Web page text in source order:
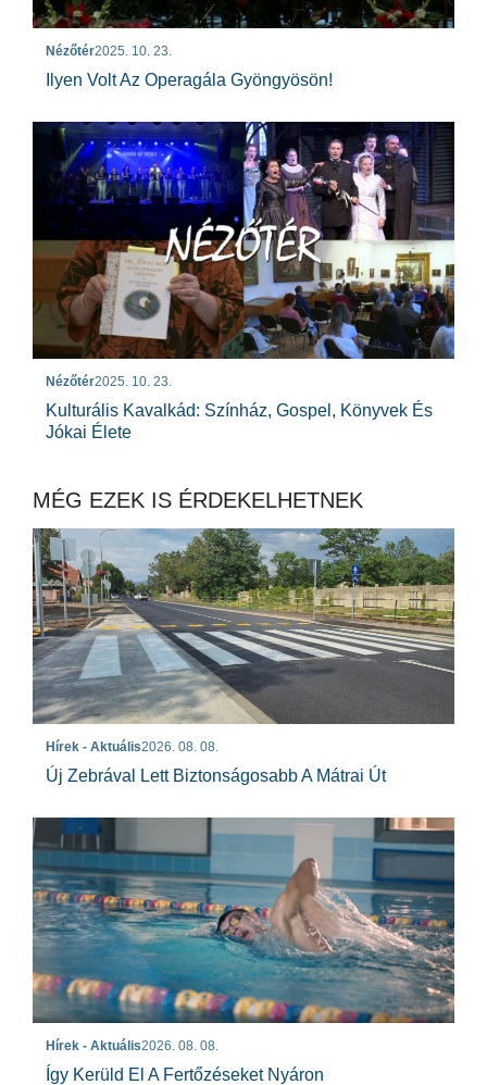
Nézőtér2025. 10. 23.
Ilyen Volt Az Operagála Gyöngyösön!
Nézőtér2025. 10. 23.
Kulturális Kavalkád: Színház, Gospel, Könyvek És
Jókai Élete
MÉG EZEK IS ÉRDEKELHETNEK
Hírek - Aktuális2026. 08. 08.
Új Zebrával Lett Biztonságosabb A Mátrai Út
Hírek - Aktuális2026. 08. 08.
Így Kerüld El A Fertőzéseket Nyáron